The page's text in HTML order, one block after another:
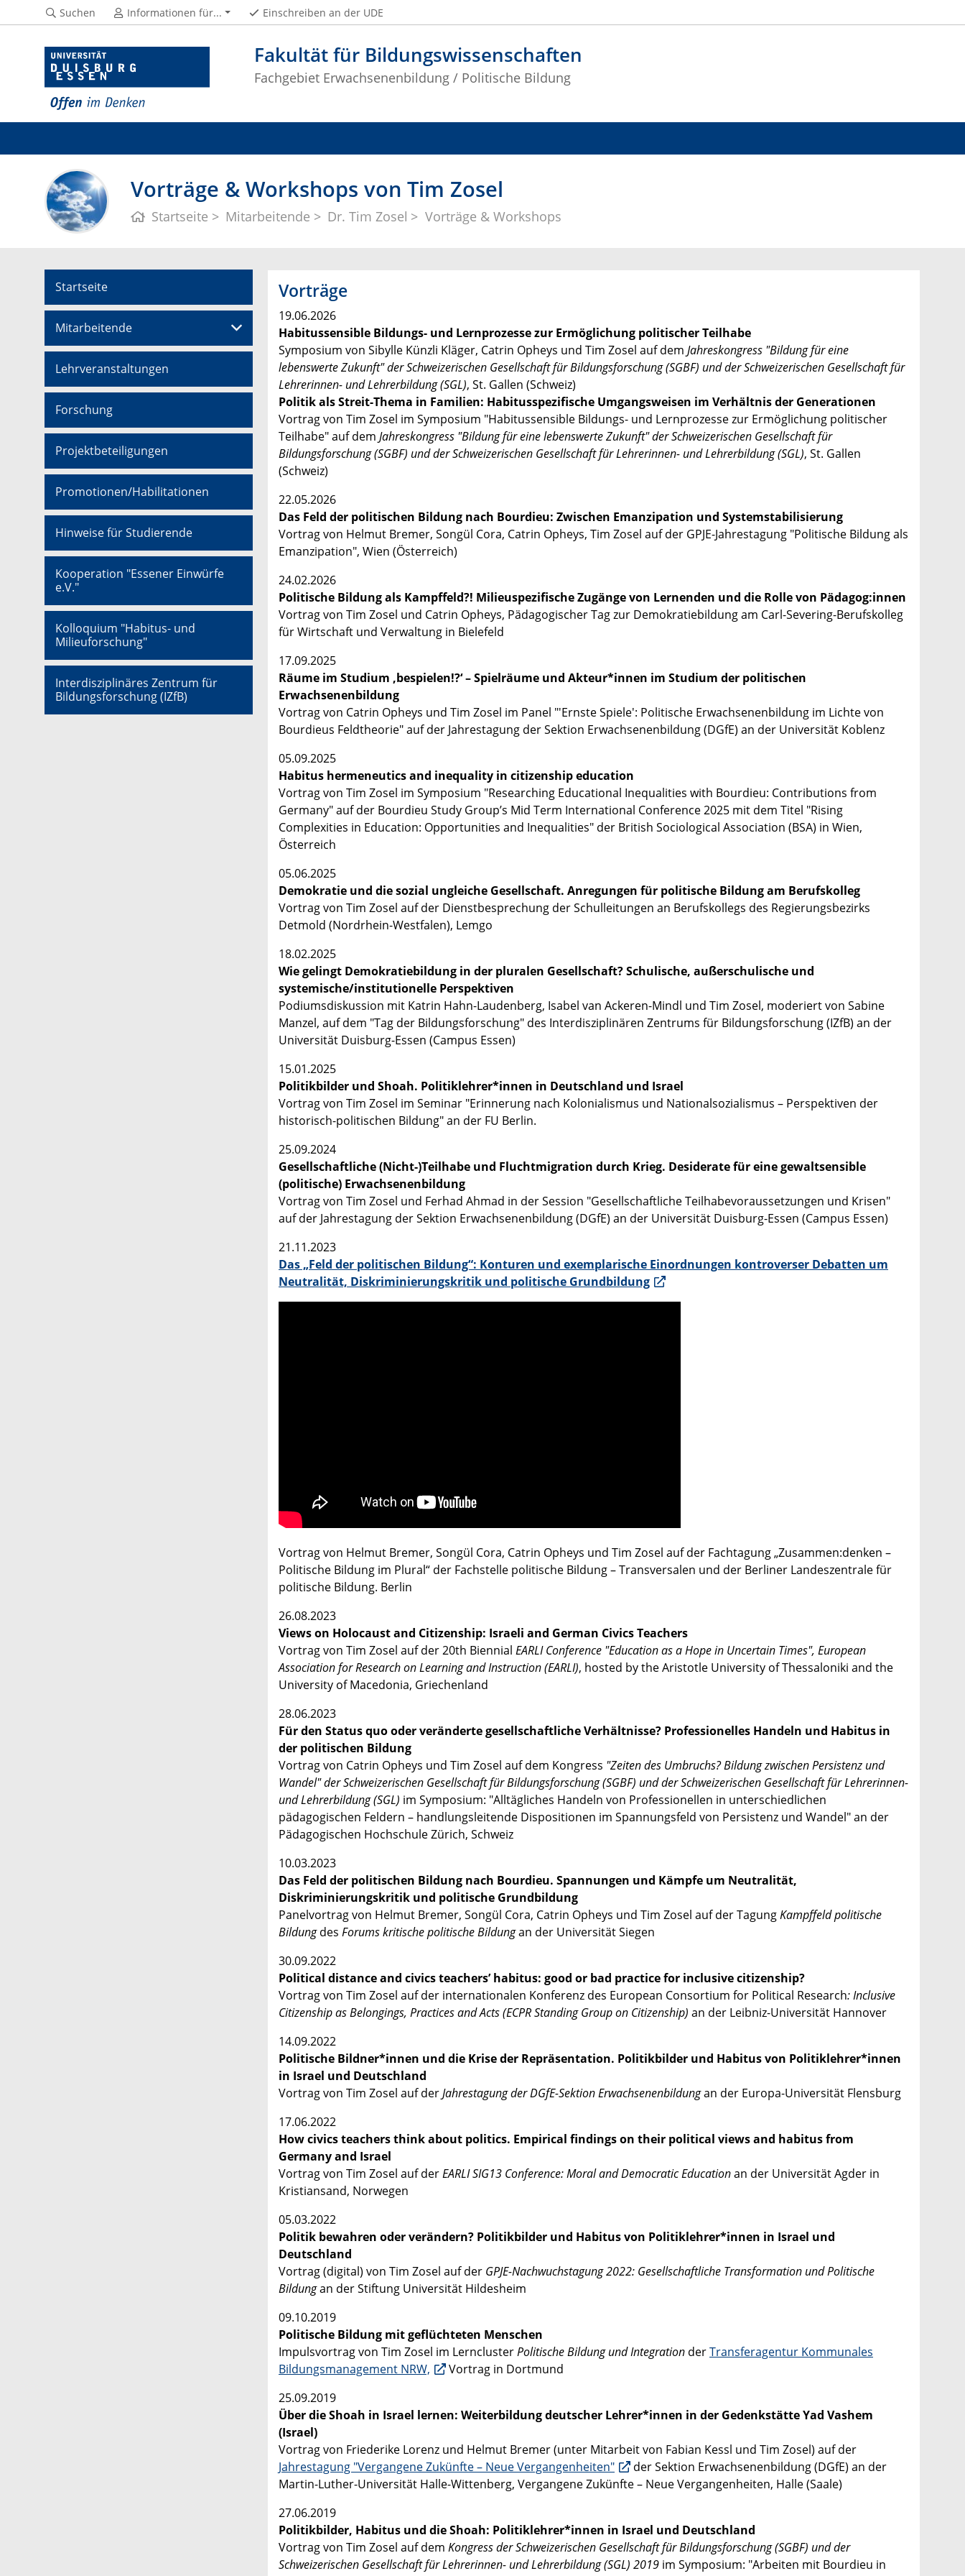
Fakultät für Bildungswissenschaften
Fachgebiet Erwachsenenbildung / Politische Bildung
Suchen Informationen für... Einschreiben an der UDE
Vorträge & Workshops von Tim Zosel
Startseite Mitarbeitende Dr. Tim Zosel Vorträge & Workshops
Startseite
Mitarbeitende
Lehrveranstaltungen
Forschung
Projektbeteiligungen
Promotionen/Habilitationen
Hinweise für Studierende
Kooperation "Essener Einwürfe
e.V."
Kolloquium "Habitus- und
Milieuforschung"
Interdisziplinäres Zentrum für
Bildungsforschung (IZfB)
Vorträge
19.06.2026
Habitussensible Bildungs- und Lernprozesse zur Ermöglichung politischer Teilhabe
Symposium von Sibylle Künzli Kläger, Catrin Opheys und Tim Zosel auf dem Jahreskongress "Bildung für eine
lebenswerte Zukunft" der Schweizerischen Gesellschaft für Bildungsforschung (SGBF) und der Schweizerischen Gesellschaft für
Lehrerinnen- und Lehrerbildung (SGL), St. Gallen (Schweiz)
Politik als Streit-Thema in Familien: Habitusspezifische Umgangsweisen im Verhältnis der Generationen
Vortrag von Tim Zosel im Symposium "Habitussensible Bildungs- und Lernprozesse zur Ermöglichung politischer
Teilhabe"auf dem Jahreskongress "Bildung für eine lebenswerte Zukunft" der Schweizerischen Gesellschaft für
Bildungsforschung (SGBF) und der Schweizerischen Gesellschaft für Lehrerinnen- und Lehrerbildung (SGL), St. Gallen
(Schweiz)
22.05.2026
Das Feld der politischen Bildung nach Bourdieu: Zwischen Emanzipation und Systemstabilisierung
Vortrag von Helmut Bremer, Songül Cora, Catrin Opheys, Tim Zosel auf der GPJE-Jahrestagung "Politische Bildung als
Emanzipation", Wien (Österreich)
24.02.2026
Politische Bildung als Kampffeld?! Milieuspezifische Zugänge von Lernenden und die Rolle von Pädagog:innen
Vortrag von Tim Zosel und Catrin Opheys, Pädagogischer Tag zur Demokratiebildung am Carl-Severing-Berufskolleg
für Wirtschaft und Verwaltung in Bielefeld
17.09.2025
Räume im Studium ‚bespielen!?‘ – Spielräume und Akteur*innen im Studium der politischen
Erwachsenenbildung
Vortrag von Catrin Opheys und Tim Zosel im Panel "'Ernste Spiele': Politische Erwachsenenbildung im Lichte von
Bourdieus Feldtheorie" auf der Jahrestagung der Sektion Erwachsenenbildung (DGfE) an der Universität Koblenz
05.09.2025
Habitus hermeneutics and inequality in citizenship education
Vortrag von Tim Zosel im Symposium "Researching Educational Inequalities with Bourdieu: Contributions from
Germany" auf der Bourdieu Study Group’s Mid Term International Conference 2025 mit dem Titel "Rising
Complexities in Education: Opportunities and Inequalities" der British Sociological Association (BSA) in Wien,
Österreich
05.06.2025
Demokratie und die sozial ungleiche Gesellschaft. Anregungen für politische Bildung am Berufskolleg
Vortrag von Tim Zosel auf der Dienstbesprechung der Schulleitungen an Berufskollegs des Regierungsbezirks
Detmold (Nordrhein-Westfalen), Lemgo
18.02.2025
Wie gelingt Demokratiebildung in der pluralen Gesellschaft? Schulische, außerschulische und
systemische/institutionelle Perspektiven
Podiumsdiskussion mit Katrin Hahn-Laudenberg, Isabel van Ackeren-Mindl und Tim Zosel, moderiert von Sabine
Manzel, auf dem "Tag der Bildungsforschung" des Interdisziplinären Zentrums für Bildungsforschung (IZfB) an der
Universität Duisburg-Essen (Campus Essen)
15.01.2025
Politikbilder und Shoah. Politiklehrer*innen in Deutschland und Israel
Vortrag von Tim Zosel im Seminar "Erinnerung nach Kolonialismus und Nationalsozialismus – Perspektiven der
historisch-politischen Bildung" an der FU Berlin.
25.09.2024
Gesellschaftliche (Nicht-)Teilhabe und Fluchtmigration durch Krieg. Desiderate für eine gewaltsensible
(politische) Erwachsenenbildung
Vortrag von Tim Zosel und Ferhad Ahmad in der Session "Gesellschaftliche Teilhabevoraussetzungen und Krisen"
auf der Jahrestagung der Sektion Erwachsenenbildung (DGfE) an der Universität Duisburg-Essen (Campus Essen)
21.11.2023
Das „Feld der politischen Bildung“: Konturen und exemplarische Einordnungen kontroverser Debatten um
Neutralität, Diskriminierungskritik und politische Grundbildung
Vortrag von Helmut Bremer, Songül Cora, Catrin Opheys und Tim Zosel auf der Fachtagung „Zusammen:denken –
Politische Bildung im Plural“ der Fachstelle politische Bildung – Transversalen und der Berliner Landeszentrale für
politische Bildung. Berlin
26.08.2023
Views on Holocaust and Citizenship: Israeli and German Civics Teachers
Vortrag von Tim Zosel auf der 20th Biennial EARLI Conference "Education as a Hope in Uncertain Times", European
Association for Research on Learning and Instruction (EARLI), hosted by the Aristotle University of Thessaloniki and the
University of Macedonia, Griechenland
28.06.2023
Für den Status quo oder veränderte gesellschaftliche Verhältnisse? Professionelles Handeln und Habitus in
der politischen Bildung
Vortrag von Catrin Opheys und Tim Zosel auf dem Kongress "Zeiten des Umbruchs? Bildung zwischen Persistenz und
Wandel" der Schweizerischen Gesellschaft für Bildungsforschung (SGBF) und der Schweizerischen Gesellschaft für Lehrerinnen-
und Lehrerbildung (SGL) im Symposium: "Alltägliches Handeln von Professionellen in unterschiedlichen
pädagogischen Feldern – handlungsleitende Dispositionen im Spannungsfeld von Persistenz und Wandel" an der
Pädagogischen Hochschule Zürich, Schweiz
10.03.2023
Das Feld der politischen Bildung nach Bourdieu. Spannungen und Kämpfe um Neutralität,
Diskriminierungskritik und politische Grundbildung
Panelvortrag von Helmut Bremer, Songül Cora, Catrin Opheys und Tim Zosel auf der TagungKampffeld politische
Bildungdes Forums kritische politische Bildungan der Universität Siegen
30.09.2022
Political distance and civics teachers’ habitus: good or bad practice for inclusive citizenship?
Vortrag von Tim Zosel auf der internationalen Konferenz des European Consortium for Political Research: Inclusive
Citizenship as Belongings, Practices and Acts(ECPR Standing Group on Citizenship) an der Leibniz-Universität Hannover
14.09.2022
Politische Bildner*innen und die Krise der Repräsentation. Politikbilder und Habitus von Politiklehrer*innen
in Israel und Deutschland
Vortrag von Tim Zosel auf derJahrestagung der DGfE-Sektion Erwachsenenbildungan der Europa-Universität Flensburg
17.06.2022
How civics teachers think about politics. Empirical findings on their political views and habitus from
Germany and Israel
Vortrag von Tim Zosel auf derEARLI SIG13 Conference: Moral and Democratic Educationan der Universität Agder in
Kristiansand, Norwegen
05.03.2022
Politik bewahren oder verändern? Politikbilder und Habitus von Politiklehrer*innen in Israel und
Deutschland
Vortrag (digital) von Tim Zosel auf der GPJE-Nachwuchstagung 2022: Gesellschaftliche Transformation und Politische
Bildungan der Stiftung Universität Hildesheim
09.10.2019
Politische Bildung mit geflüchteten Menschen
Impulsvortrag von Tim Zosel im LernclusterPolitische Bildung und Integration derTransferagentur Kommunales
Bildungsmanagement NRW,
Vortrag in Dortmund
25.09.2019
Über die Shoah in Israel lernen: Weiterbildung deutscher Lehrer*innen in der Gedenkstätte Yad Vashem
(Israel)
Vortrag von Friederike Lorenz und Helmut Bremer (unter Mitarbeit von Fabian Kessl und Tim Zosel) auf der
Jahrestagung "Vergangene Zukünfte – Neue Vergangenheiten"
der Sektion Erwachsenenbildung (DGfE) an der
Martin-Luther-Universität Halle-Wittenberg, Vergangene Zukünfte – Neue Vergangenheiten, Halle (Saale)
27.06.2019
Politikbilder, Habitus und die Shoah: Politiklehrer*innen in Israel und Deutschland
Vortrag von Tim Zosel auf dem Kongress der Schweizerischen Gesellschaft für Bildungsforschung (SGBF) und der
Schweizerischen Gesellschaft für Lehrerinnen- und Lehrerbildung (SGL) 2019 im Symposium: "Arbeiten mit Bourdieu in